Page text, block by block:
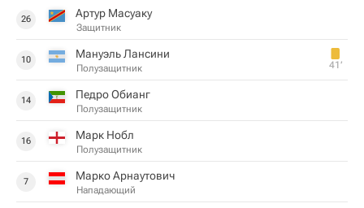
26 Артур Масуаку
Защитник
10 Мануэль Лансини
Полузащитник 41‎’‎
14 Педро Обианг
Полузащитник
16 Марк Нобл
Полузащитник
7 Марко Арнаутович
Нападающий